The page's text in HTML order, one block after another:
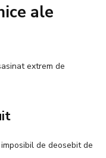
ale
extrem de
de deosebit de